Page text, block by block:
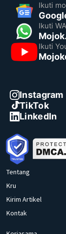
Ikuti
Ikuti
Ikuti
Instagram
TikTok
LinkedIn
Tentang
Kru
Kirim Artikel
Kontak